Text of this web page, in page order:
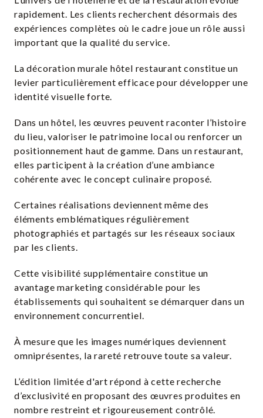
rapidement. Les clients recherchent désormais des
expériences complètes où le cadre joue un rôle aussi
important que la qualité du service.
La décoration murale hôtel restaurant constitue un
levier particulièrement efficace pour développer une
identité visuelle forte.
Dans un hôtel, les œuvres peuvent raconter l’histoire
du lieu, valoriser le patrimoine local ou renforcer un
positionnement haut de gamme. Dans un restaurant,
elles participent à la création d’une ambiance
cohérente avec le concept culinaire proposé.
Certaines réalisations deviennent même des
éléments emblématiques régulièrement
photographiés et partagés sur les réseaux sociaux
par les clients.
Cette visibilité supplémentaire constitue un
avantage marketing considérable pour les
établissements qui souhaitent se démarquer dans un
environnement concurrentiel.
À mesure que les images numériques deviennent
omniprésentes, la rareté retrouve toute sa valeur.
L’édition limitée d'art répond à cette recherche
d’exclusivité en proposant des œuvres produites en
nombre restreint et rigoureusement contrôlé.